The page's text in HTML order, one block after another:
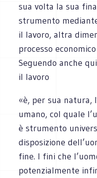
sua volta la sua
strumento
il lavoro, altra
processo
Seguendo anche
il lavoro
«è, per sua
umano, col quale
è strumento
disposizione
fine. I fini che
potenzialmente